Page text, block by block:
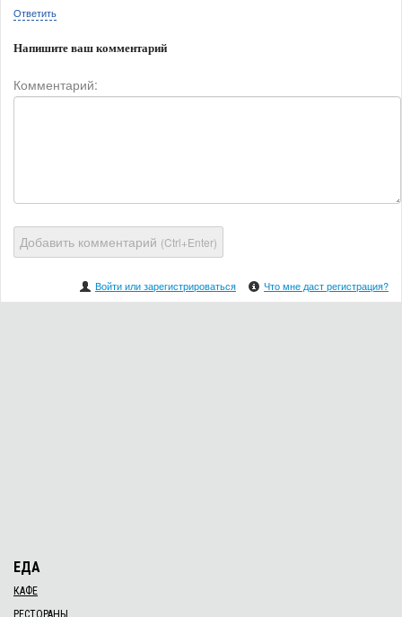
Ответить
Напишите ваш комментарий
Комментарий:
Добавить комментарий (Ctrl+Enter)
Войти или зарегистрироваться Что мне даст регистрация?
ЕДА
КАФЕ